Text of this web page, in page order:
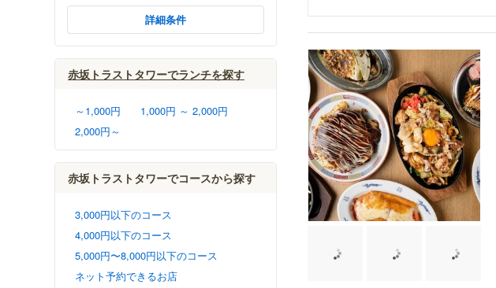
詳細条件
赤坂トラストタワーでランチを探す
～1,000円
1,000円 ～ 2,000円
2,000円～
赤坂トラストタワーでコースから探す
3,000円以下のコース
4,000円以下のコース
5,000円〜8,000円以下のコース
ネット予約できるお店